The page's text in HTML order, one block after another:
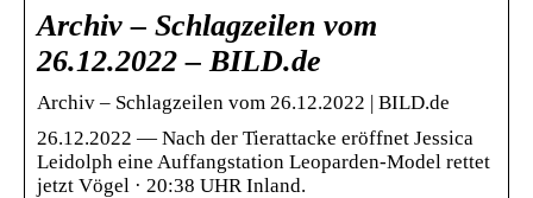
Archiv – Schlagzeilen vom
26.12.2022 – BILD.de
Archiv – Schlagzeilen vom 26.12.2022 | BILD.de
26.12.2022 — Nach der Tierattacke eröffnet Jessica
Leidolph eine Auffangstation Leoparden-Model rettet
jetzt Vögel · 20:38 UHR Inland.